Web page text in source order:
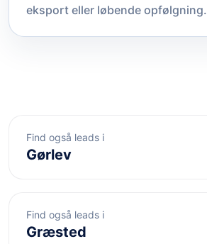
eksport eller løbende opfølgning.
Find også leads i
Gørlev
Find også leads i
Græsted